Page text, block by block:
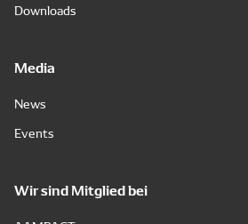
Downloads
Media
News
Events
Wir sind Mitglied bei